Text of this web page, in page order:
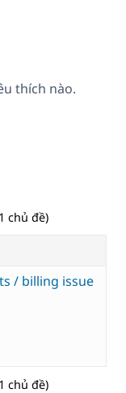
thích nào.
chủ đề)
/ billing issue
chủ đề)